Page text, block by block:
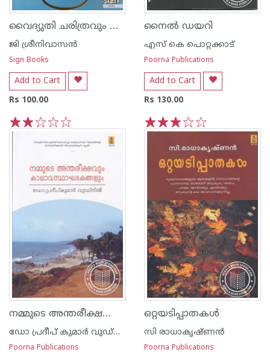
വൈദ്യുതി ചരിത്രവും ശാസ്ത്രവും
ജി ശ്രീനിവാസന്‍‌
Sign Books
Add to Cart
Rs 100.00
1
നൈല്‍ ഡയറി
എസ്‌ കെ പൊറ്റക്കാട്‌
Poorna Publications
Add to Cart
Rs 130.00
5
4
3
2
1
നമ്മുടെ അന്തരീക്ഷവും കാലാവസ്ഥാ ഘടകങ്ങ‌ളും
ഡോ പ്രദീപ് കുമാര്‍ വുഡ്നില്‍
Poorna Publications
ഒറ്റയടിപ്പാതകള്‍
സി രാധാകൃഷ്ണന്‍
Poorna Publications